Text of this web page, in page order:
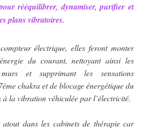
rééquilibrer, dynamiser, purifier et
plans vibratoires.
électrique, elles feront monter
du courant, nettoyant ainsi les
et supprimant les sensations
chakra et de blocage énergétique du
à la vibration véhiculée par l’électricité.
dans les cabinets de thérapie car